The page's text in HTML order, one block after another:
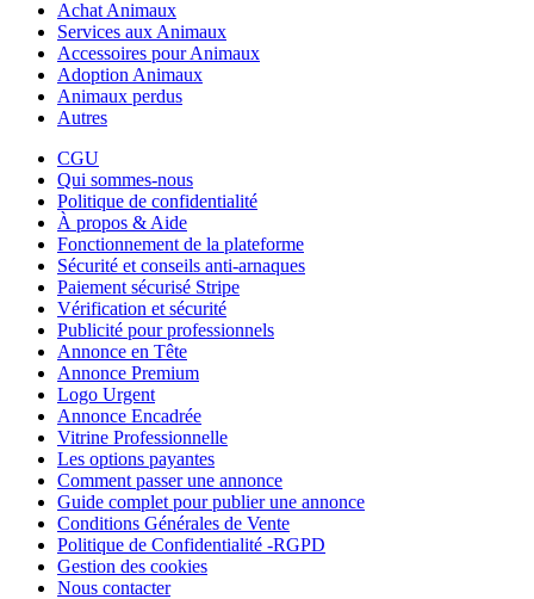
Achat Animaux
Services aux Animaux
Accessoires pour Animaux
Adoption Animaux
Animaux perdus
Autres
CGU
Qui sommes-nous
Politique de confidentialité
À propos & Aide
Fonctionnement de la plateforme
Sécurité et conseils anti-arnaques
Paiement sécurisé Stripe
Vérification et sécurité
Publicité pour professionnels
Annonce en Tête
Annonce Premium
Logo Urgent
Annonce Encadrée
Vitrine Professionnelle
Les options payantes
Comment passer une annonce
Guide complet pour publier une annonce
Conditions Générales de Vente
Politique de Confidentialité -RGPD
Gestion des cookies
Nous contacter